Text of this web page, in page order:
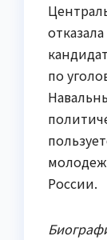
по
России.